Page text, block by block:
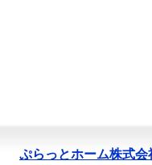
ぷらっとホーム株式会